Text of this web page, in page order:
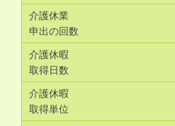
介護休業
申出の回数
介護休暇
取得日数
介護休暇
取得単位